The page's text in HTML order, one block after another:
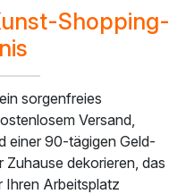
Shopping-
sorgenfreies
Versand,
einer 90-tägigen Geld-
Zuhause dekorieren, das
Ihren Arbeitsplatz